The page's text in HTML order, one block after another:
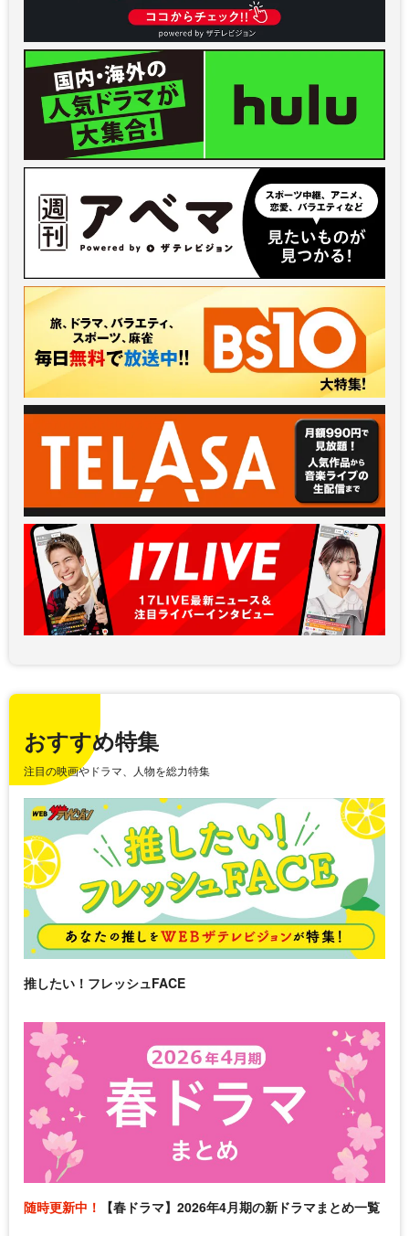
おすすめ特集
注目の映画やドラマ、人物を総力特集
推したい！フレッシュFACE
随時更新中！ 【春ドラマ】2026年4月期の新ドラマまとめ一覧